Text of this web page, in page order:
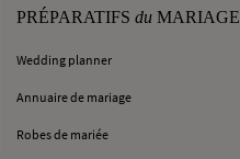
PRÉPARATIFS du MARIAGE
Wedding planner
Annuaire de mariage
Robes de mariée